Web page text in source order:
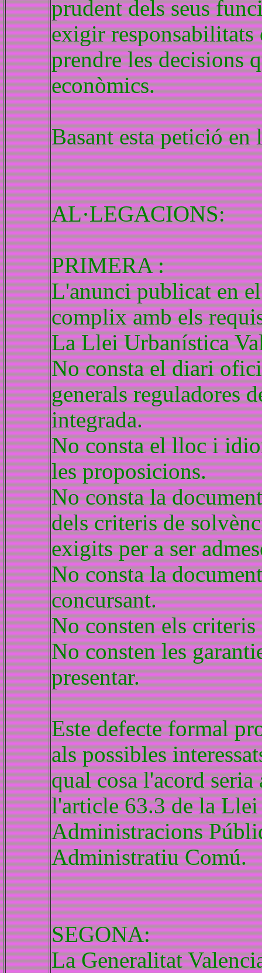
prudent dels seus
exigir responsabilitats
prendre les decisions
econòmics.
Basant esta petició en
AL·LEGACIONS:
PRIMERA :
L'anunci publicat en
complix amb els
La Llei Urbanística
No consta el diari
generals reguladores
integrada.
No consta el lloc i
les proposicions.
No consta la
dels criteris de
exigits per a ser
No consta la
concursant.
No consten els
No consten les
presentar.
Este defecte formal
als possibles
qual cosa l'acord
l'article 63.3 de la
Administracions
Administratiu Comú.
SEGONA:
La Generalitat